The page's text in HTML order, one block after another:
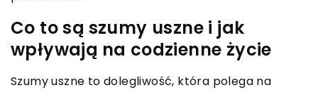
Co to są szumy uszne i jak
wpływają na codzienne życie
Szumy uszne to dolegliwość, która polega na